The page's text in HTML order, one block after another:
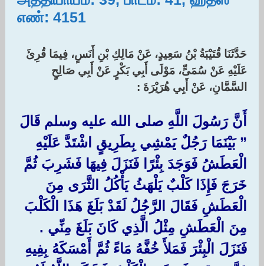
எண்: 4151
حَدَّثَنَا قُتَيْبَةُ بْنُ سَعِيدٍ، عَنْ مَالِكِ بْنِ أَنَسٍ، فِيمَا قُرِئَ
عَلَيْهِ عَنْ سُمَىٍّ، مَوْلَى أَبِي بَكْرٍ عَنْ أَبِي صَالِحٍ
السَّمَّانِ، عَنْ أَبِي هُرَيْرَةَ :‏
أَنَّ رَسُولَ اللَّهِ صلى الله عليه وسلم قَالَ
‏”‏ بَيْنَمَا رَجُلٌ يَمْشِي بِطَرِيقٍ اشْتَدَّ عَلَيْهِ
الْعَطَشُ فَوَجَدَ بِئْرًا فَنَزَلَ فِيهَا فَشَرِبَ ثُمَّ
خَرَجَ فَإِذَا كَلْبٌ يَلْهَثُ يَأْكُلُ الثَّرَى مِنَ
الْعَطَشِ فَقَالَ الرَّجُلُ لَقَدْ بَلَغَ هَذَا الْكَلْبَ
مِنَ الْعَطَشِ مِثْلُ الَّذِي كَانَ بَلَغَ مِنِّي ‏.‏
فَنَزَلَ الْبِئْرَ فَمَلأَ خُفَّهُ مَاءً ثُمَّ أَمْسَكَهُ بِفِيهِ